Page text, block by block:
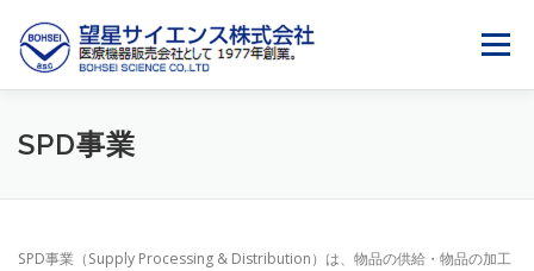
メニュー
会社情報
SPD事業
SPD事業（Supply Processing & Distribution）は、物品の供給・物品の加工